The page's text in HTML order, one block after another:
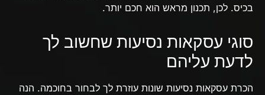
בכיס. לכן, תכנון מראש הוא חכם יותר.
סוגי עסקאות נסיעות שחשוב לך
לדעת עליהם
הכרת עסקאות נסיעות שונות עוזרת לך לבחור בחוכמה. הנה